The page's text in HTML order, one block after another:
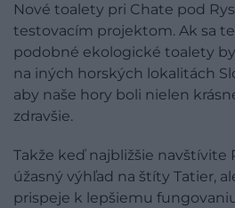
Nové toalety pri Chate pod
testovacím projektom. Ak sa
podobné ekologické toalety
na iných horských lokalitách
aby naše hory boli nielen
zdravšie.
Takže keď najbližšie navštívite
úžasný výhľad na štíty Tatier,
prispeje k lepšiemu